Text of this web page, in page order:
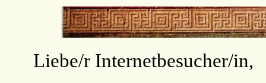
Liebe/r Internetbesucher/in,